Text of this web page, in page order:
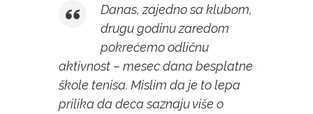
Danas, zajedno sa klubom,
drugu godinu zaredom
pokrećemo odličnu
aktivnost – mesec dana besplatne
škole tenisa. Mislim da je to lepa
prilika da deca saznaju više o